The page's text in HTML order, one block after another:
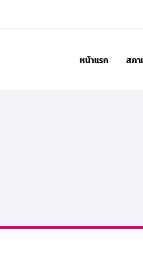
หน้าแรก สภ